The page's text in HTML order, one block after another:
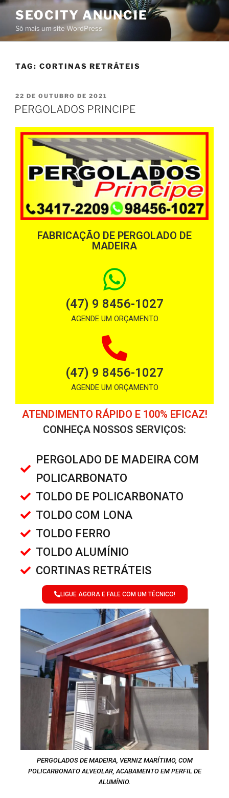
SEOCITY ANUNCIE
Só mais um site WordPress
TAG: CORTINAS RETRÁTEIS
22 DE OUTUBRO DE 2021
PERGOLADOS PRINCIPE
FABRICAÇÃO DE PERGOLADO DE
MADEIRA
(47) 9 8456-1027
AGENDE UM ORÇAMENTO
(47) 9 8456-1027
AGENDE UM ORÇAMENTO
ATENDIMENTO RÁPIDO E 100% EFICAZ!
CONHEÇA NOSSOS SERVIÇOS:
PERGOLADO DE MADEIRA COM
POLICARBONATO
TOLDO DE POLICARBONATO
TOLDO COM LONA
TOLDO FERRO
TOLDO ALUMÍNIO
CORTINAS RETRÁTEIS
LIGUE AGORA E FALE COM UM TÉCNICO!
PERGOLADOS DE MADEIRA, VERNIZ MARÍTIMO, COM
POLICARBONATO ALVEOLAR, ACABAMENTO EM PERFIL DE
ALUMÍNIO.